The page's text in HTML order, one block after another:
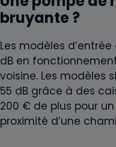
bruyante ?
Les modèles
dB en
voisine. Les modèles
55 dB grâce à des
200 € de plus pour
proximité d’une